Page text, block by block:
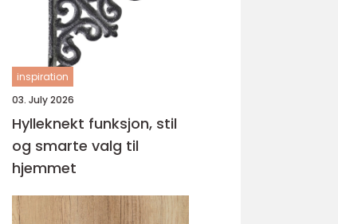
inspiration
03. July 2026
Hylleknekt funksjon, stil
og smarte valg til
hjemmet